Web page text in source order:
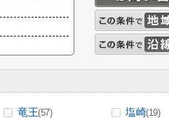
竜王(57) 塩崎(19)